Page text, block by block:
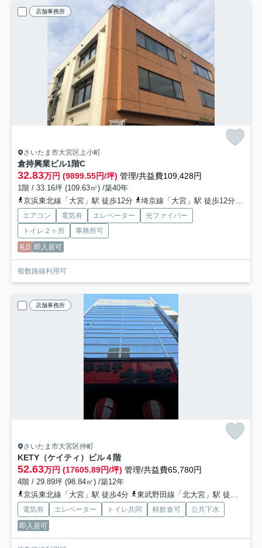
店舗事務所
さいたま市大宮区上小町
倉持興業ビル1階C
32.83万円 (9899.55円/坪) 管理/共益費109,428円
1階 / 33.16坪 (109.63㎡) /築40年
京浜東北線「大宮」駅 徒歩12分
埼京線「大宮」駅 徒歩12分
エアコン 電気有 エレベーター
光ファイバー
トイレ２ヶ所
事務所可
礼0 即入居可
複数路線利用可
店舗事務所
さいたま市大宮区仲町
KETY（ケイティ）ビル４階
52.63万円 (17605.89円/坪) 管理/共益費65,780円
4階 / 29.89坪 (98.84㎡) /築12年
京浜東北線「大宮」駅 徒歩4分
東武野田線「北大宮」駅 徒歩15分
電気有 エレベーター トイレ共同 軽飲食可
公共下水
即入居可